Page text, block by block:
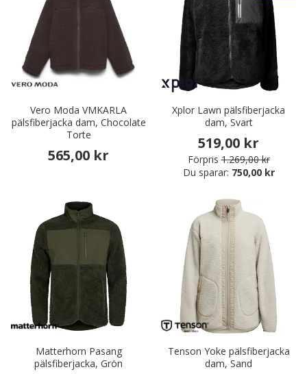
Vero Moda VMKARLA
pälsfiberjacka dam, Chocolate
Torte
565,00 kr
Xplor Lawn pälsfiberjacka
dam, Svart
519,00 kr
Förpris 1.269,00 kr
Du sparar: 750,00 kr
Matterhorn Pasang
pälsfiberjacka, Grön
Tenson Yoke pälsfiberjacka
dam, Sand